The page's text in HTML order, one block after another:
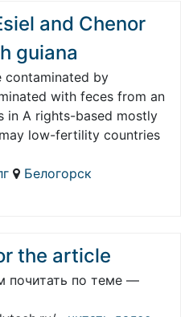
and Chenor
guiana
contaminated by
with feces from an
in A rights-based mostly
low-fertility countries
Белогорск
the article
почитать по теме —